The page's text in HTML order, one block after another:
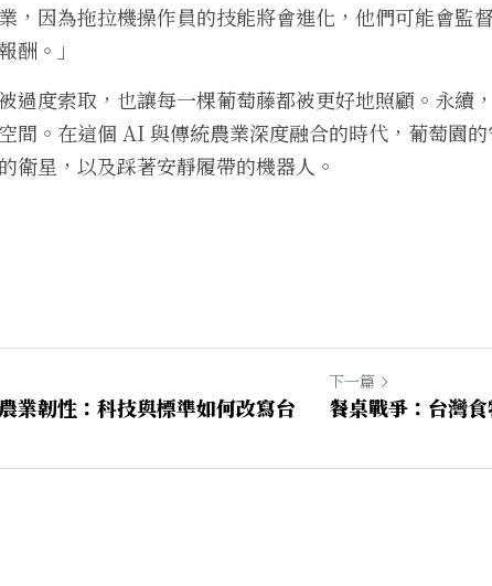
，因為拖拉機操作員的技能將會進化，他們可能會監
酬。」
過度索取，也讓每一棵葡萄藤都被更好地照顧。永續
間。在這個 AI 與傳統農業深度融合的時代，葡萄園
衛星，以及踩著安靜履帶的機器人。
業韌性：科技與標準如何改寫台
下一篇
餐桌戰爭：台灣